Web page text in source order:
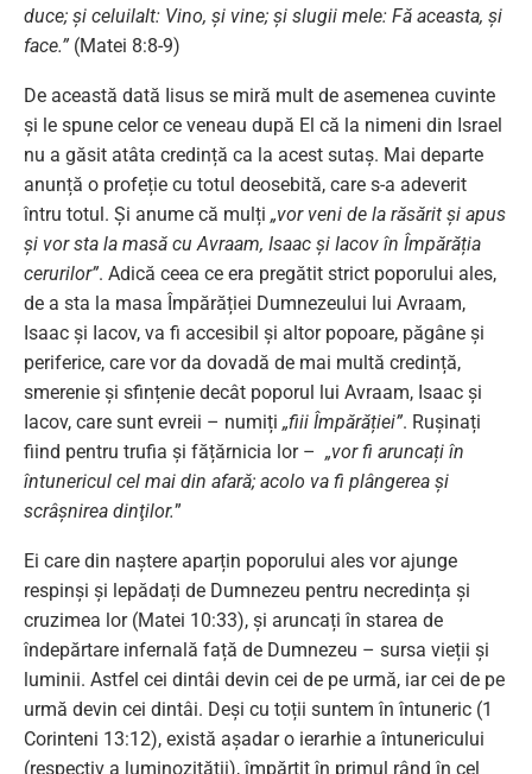
duce; şi celuilalt: Vino, şi vine; şi slugii mele: Fă aceasta, şi
face.” (Matei 8:8-9)
De această dată Iisus se miră mult de asemenea cuvinte
și le spune celor ce veneau după El că la nimeni din Israel
nu a găsit atâta credință ca la acest sutaș. Mai departe
anunță o profeție cu totul deosebită, care s-a adeverit
întru totul. Și anume că mulți „vor veni de la răsărit și apus
și vor sta la masă cu Avraam, Isaac și Iacov în Împărăția
cerurilor”. Adică ceea ce era pregătit strict poporului ales,
de a sta la masa Împărăției Dumnezeului lui Avraam,
Isaac și Iacov, va fi accesibil și altor popoare, păgâne și
periferice, care vor da dovadă de mai multă credință,
smerenie și sfințenie decât poporul lui Avraam, Isaac și
Iacov, care sunt evreii – numiți „fiii Împărăției”. Rușinați
fiind pentru trufia și fățărnicia lor – „vor fi aruncați în
întunericul cel mai din afară; acolo va fi plângerea şi
scrâşnirea dinţilor.”
Ei care din naștere aparțin poporului ales vor ajunge
respinși și lepădați de Dumnezeu pentru necredința și
cruzimea lor (Matei 10:33), și aruncați în starea de
îndepărtare infernală față de Dumnezeu – sursa vieții și
luminii. Astfel cei dintâi devin cei de pe urmă, iar cei de pe
urmă devin cei dintâi. Deși cu toții suntem în întuneric (1
Corinteni 13:12), există așadar o ierarhie a întunericului
(respectiv a luminozității), împărțit în primul rând în cel